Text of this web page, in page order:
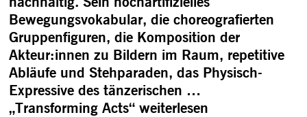
Bewegungsvokabular, die choreografierten
Gruppenfiguren, die Komposition der
Akteur:innen zu Bildern im Raum, repetitive
Abläufe und Stehparaden, das Physisch-
Expressive des tänzerischen …
„Transforming Acts“weiterlesen